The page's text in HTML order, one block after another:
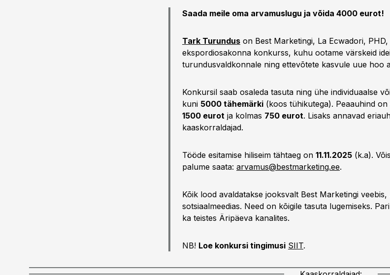
Saada meile oma arvamuslugu ja võida 4000 eurot!
Tark Turundus on Best Marketingi, La Ecwadori,
ekspordiosakonna konkurss, kuhu ootame värskeid
turundusvaldkonnale ning ettevõtete kasvule uue hoo
Konkursil saab osaleda tasuta ning ühe individuaalse
kuni 5000 tähemärki (koos tühikutega). Peaauhind on
1500 eurot ja kolmas 750 eurot. Lisaks annavad
kaaskorraldajad.
Tööde esitamise hiliseim tähtaeg on 11.11.2025 (k.a).
palume saata: arvamus@bestmarketing.ee.
Kõik lood avaldatakse jooksvalt Best Marketingi veebis,
sotsiaalmeedias. Need on kõigile tasuta lugemiseks.
ka teistes Äripäeva kanalites.
NB! Loe konkursi tingimusi SIIT.